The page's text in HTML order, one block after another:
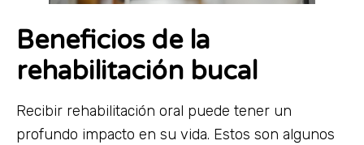
Beneficios de la
rehabilitación bucal
Recibir rehabilitación oral puede tener un
profundo impacto en su vida. Estos son algunos